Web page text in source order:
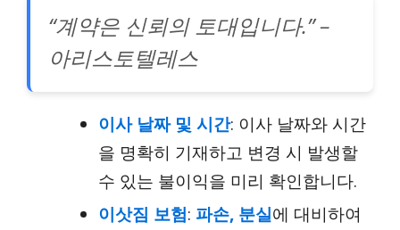
“계약은 신뢰의 토대입니다.” –
아리스토텔레스
이사 날짜 및 시간: 이사 날짜와 시간
을 명확히 기재하고 변경 시 발생할
수 있는 불이익을 미리 확인합니다.
이삿짐 보험: 파손, 분실에 대비하여